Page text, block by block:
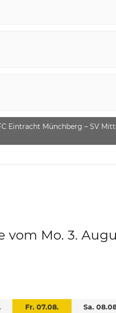
Eintracht Münchberg – SV
Mo. 3.
Fr. 07.08. Sa.